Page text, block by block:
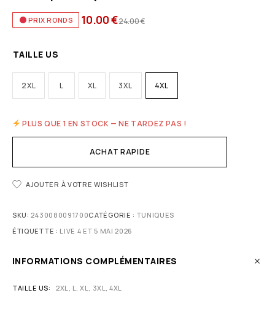
PRIX RONDS 24.00€
10.00€
TAILLE US
2XL L XL 3XL 4XL
PLUS QUE 1 EN STOCK — NE TARDEZ PAS !
ACHAT RAPIDE
AJOUTER À VOTRE WISHLIST
SKU:2430080091700CATÉGORIE : TUNIQUES
ÉTIQUETTE : LIVE 4 ET 5 MAI 2026
INFORMATIONS COMPLÉMENTAIRES
TAILLE US 2XL, L, XL, 3XL, 4XL